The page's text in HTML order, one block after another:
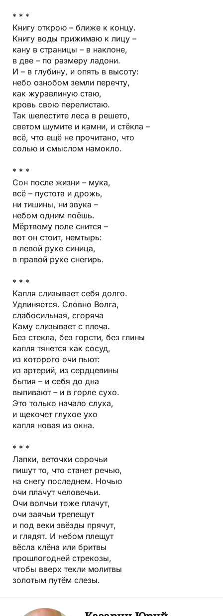
* * *
Книгу открою – ближе к концу.
Книгу воды прижимаю к лицу –
кану в страницы – в наклоне,
в две – по размеру ладони.
И – в глубину, и опять в высоту:
небо ознобом земли перечту,
как журавлиную стаю,
кровь свою перелистаю.
Так шелестите леса в решето,
светом шумите и камни, и стёкла –
всё, что ещё не прочитано, что
солью и смыслом намокло.
* * *
Сон после жизни – мука,
всё – пустота и дрожь,
ни тишины, ни звука –
небом одним поёшь.
Мёртвому поле снится –
вот он стоит, немтырь:
в левой руке синица,
в правой руке снегирь.
* * *
Капля слизывает себя долго.
Удлиняется. Словно Волга,
слабосильная, сгоряча
Каму слизывает с плеча.
Без стекла, без горсти, без глины
капля тянется как сосуд,
из которого очи пьют:
из артерий, из сердцевины
бытия – и себя до дна
выпивают – и в горле сухо.
Это только начало слуха,
и щекочет глухое ухо
капля новая из окна.
* * *
Лапки, веточки сорочьи
пишут то, что станет речью,
на снегу последнем. Ночью
очи плачут человечьи.
Очи волчьи тоже плачут,
очи заячьи трепещут
и под веки звёзды прячут,
и глядят. И небом плещут
вёсла клёна или бритвы
прошлогодней стрекозы,
чтобы вверх текли молитвы
золотым путём слезы.